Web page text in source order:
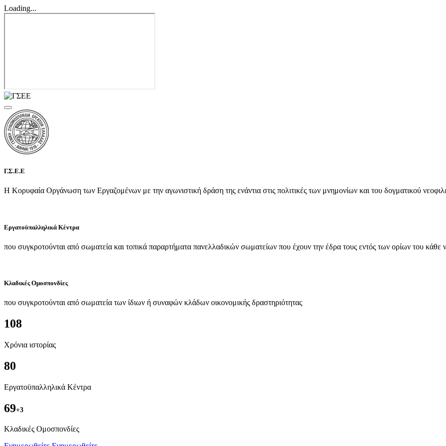
Loading...
Γ.Σ.Ε.Ε
Η Κορυφαία Οργάνωση των Εργαζομένων με την αγωνιστική δράση της ενάντια στις πολιτικές των μνημονίων και του δογματικού
Εργατοϋπαλληλικά Κέντρα
που συγκροτούνται από σωματεία και τοπικά παραρτήματα πανελλαδικών σωματείων που έχουν την έδρα τους εντός των ορίων του κάθε
Κλαδικές Ομοσπονδίες
που συγκροτούνται από σωματεία των ίδιων ή συναφών κλάδων οικονομικής δραστηριότητας
108
Χρόνια ιστορίας
80
Εργατοϋπαλληλικά Κέντρα
69+3
Kλαδικές Ομοσπονδίες